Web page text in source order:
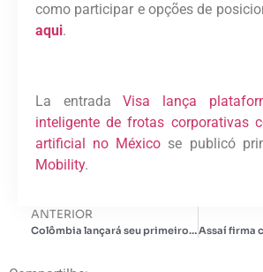
como participar e opções de
aqui.
La entradaVisa lança
inteligente de frotas corporativas
artificial no México se publicó
Mobility.
ANTERIOR
Colômbia lançará seu primeiro corredor elétrico para carga pesada: conectará Bogotá a Barranquilla e Cartagena em 1.200 km